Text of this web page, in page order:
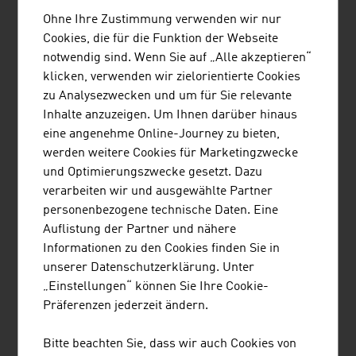
Technische Textilien wie z.B. Schutztextilien, Textilien
zum Einsatz in der Industrie, Medizintextilien,
Textilprodukte für Baukonstruktionen oder
Innenausstattung für Automobil und Luftfahrt haben in
der österreichischen Textilindustrie eine ganz besondere
Bedeutung. Das Land ist in diesem Bereich europaweit
führend.
ETHIK
Für zahlreiche heimische Modelabels sind die
Verantwortung für Mensch und Umwelt vor allem in
Hinblick auf die Produktion sehr wichtig. Bei der
Produktion berücksichtigen sie
die Verwendung von Biobaumwolle
eine transparente und nachweisbare Produktionskette
Ohne Ihre Zustimmung verwenden wir nur
Cookies, die für die Funktion der Webseite
notwendig sind. Wenn Sie auf „Alle akzeptieren“
klicken, verwenden wir zielorientierte Cookies
zu Analysezwecken und um für Sie relevante
Inhalte anzuzeigen. Um Ihnen darüber hinaus
eine angenehme Online-Journey zu bieten,
werden weitere Cookies für Marketingzwecke
und Optimierungszwecke gesetzt. Dazu
verarbeiten wir und ausgewählte Partner
personenbezogene technische Daten. Eine
Auflistung der Partner und nähere
Informationen zu den Cookies finden Sie in
unserer Datenschutzerklärung. Unter
„Einstellungen“ können Sie Ihre Cookie-
Präferenzen jederzeit ändern.
Bitte beachten Sie, dass wir auch Cookies von